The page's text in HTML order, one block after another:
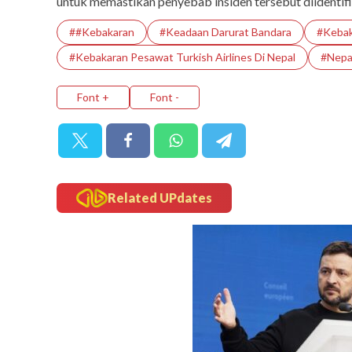
##Kebakaran #Keadaan Darurat Bandara
#Kebakaran Pesawat Turkish Airlines Di Nepal
Font + Font -
Related UPdates
Film Lucky
Castle di